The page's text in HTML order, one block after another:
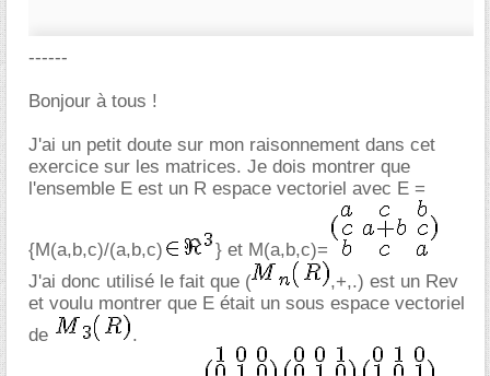
------
Bonjour à tous !
J'ai un petit doute sur mon raisonnement dans cet
exercice sur les matrices. Je dois montrer que
l'ensemble E est un R espace vectoriel avec E =
{M(a,b,c)/(a,b,c)
} et M(a,b,c)=
J'ai donc utilisé le fait que (
,+,.) est un Rev
et voulu montrer que E était un sous espace vectoriel
de
.